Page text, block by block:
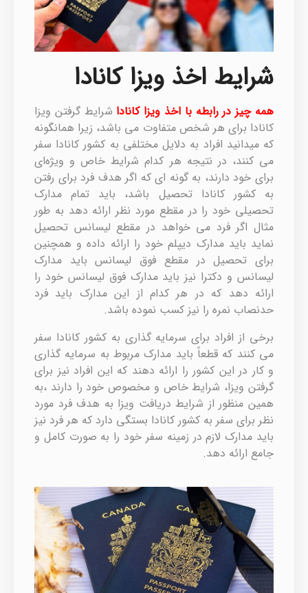
شرایط اخذ ویزا کانادا
همه چیز در رابطه با اخذ ویزا کانادا شرایط گرفتن ویزا
کانادا برای هر شخص متفاوت می باشد، زیرا همانگونه
که میدانید افراد به دلایل مختلفی به کشور کانادا سفر
می کنند، در نتیجه هر کدام شرایط خاص و ویژه‌ای
برای خود دارند، به گونه ای که اگر هدف فرد برای رفتن
به کشور کانادا تحصیل باشد، باید تمام مدارک
تحصیلی خود را در مقطع مورد نظر ارائه دهد به طور
مثال اگر فرد می خواهد در مقطع لیسانس تحصیل
نماید باید مدارک دیپلم خود را ارائه داده و همچنین
برای تحصیل در مقطع فوق لیسانس باید مدارک
لیسانس و دکترا نیز باید مدارک فوق لیسانس خود را
ارائه دهد که در هر کدام از این مدارک باید فرد
حدنصاب نمره را نیز کسب نموده باشد.
برخی از افراد برای سرمایه گذاری به کشور کانادا سفر
می کنند که قطعاً باید مدارک مربوط به سرمایه گذاری
و کار در این کشور را ارائه دهند که این افراد نیز برای
گرفتن ویزا، شرایط خاص و مخصوص خود را دارند ،به
همین منظور از شرایط دریافت ویزا به هدف فرد مورد
نظر برای سفر به کشور کانادا بستگی دارد که هر فرد نیز
باید مدارک لازم در زمینه سفر خود را به صورت کامل و
جامع ارائه دهد.